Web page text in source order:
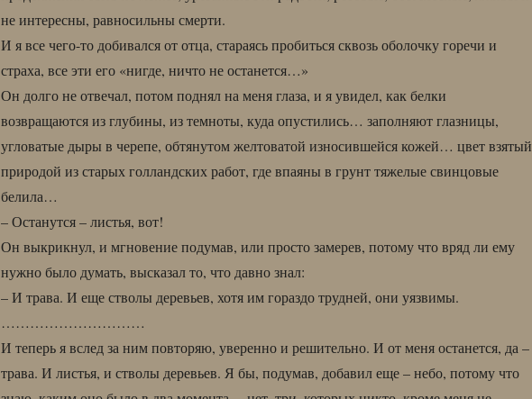
не интересны, равносильны смерти.
И я все чего-то добивался от отца, стараясь пробиться сквозь оболочку горечи и
страха, все эти его «нигде, ничто не останется…»
Он долго не отвечал, потом поднял на меня глаза, и я увидел, как белки
возвращаются из глубины, из темноты, куда опустились… заполняют глазницы,
угловатые дыры в черепе, обтянутом желтоватой износившейся кожей… цвет взятый
природой из старых голландских работ, где впаяны в грунт тяжелые свинцовые
белила…
– Останутся – листья, вот!
Он выкрикнул, и мгновение подумав, или просто замерев, потому что вряд ли ему
нужно было думать, высказал то, что давно знал:
– И трава. И еще стволы деревьев, хотя им гораздо трудней, они уязвимы.
…………………………
И теперь я вслед за ним повторяю, уверенно и решительно. И от меня останется, да –
трава. И листья, и стволы деревьев. Я бы, подумав, добавил еще – небо, потому что